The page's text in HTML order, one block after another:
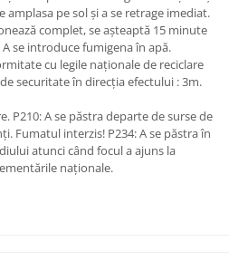
amplasa pe sol și a se retrage imediat.
complet, se așteaptă 15 minute
se introduce fumigena în apă.
cu legile naționale de reciclare
securitate în direcția efectului : 3m.
P210: A se păstra departe de surse de
Fumatul interzis! P234: A se păstra în
atunci când focul a ajuns la
naționale.